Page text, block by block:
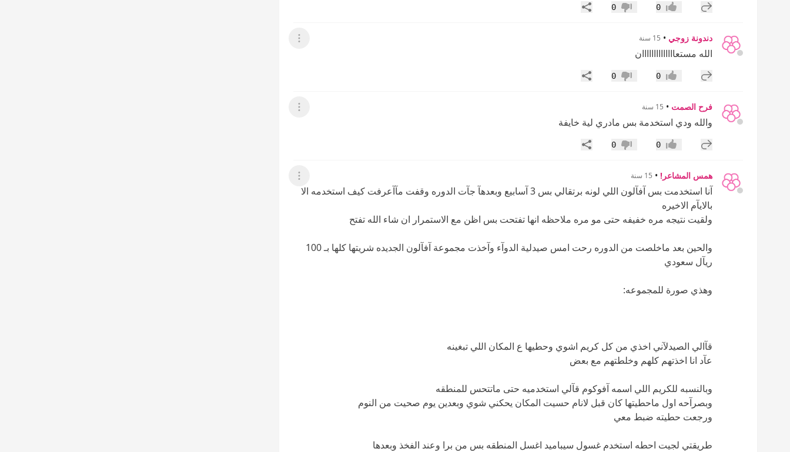
إضافة رد جديد
إعجاب0 عدم إعجاب
0 مشاركة
دندونة زوجي • 15 سنة عرض القائمة
الله مستعاااااااااااااان
إضافة رد جديد
إعجاب0 عدم إعجاب
0 مشاركة
فرح الصمت • 15 سنة عرض القائمة
والله ودي استخدمة بس مادري لية خايفة
إضافة رد جديد
إعجاب0 عدم إعجاب
0 مشاركة
همس المشاعر! • 15 سنة عرض القائمة
آنا استخدمت بس آفآلون اللي لونه برتقالي بس 3 آسابيع وبعدهآ جآت الدوره وقفت مآآعرفت كيف استخدمه الا
بالايآم الاخيره
ولقيت نتيجه مره خفيفه حتى مو مره ملاحظه انها تفتحت بس اظن مع الاستمرار ان شاء الله تفتح
والحين بعد ماخلصت من الدوره رحت امس صيدلية الدوآء وآخذت مجموعة آفآلون الجديده شريتها كلها بـ 100
ريآل سعودي
وهذي صورة للمجموعه:
قآالي الصيدلآني اخذي من كل كريم اشوي وحطيها ع المكان اللي تبغينه
عآد انا اخذتهم كلهم وخلطتهم مع بعض
وبالنسبه للكريم اللي اسمه آفوكوم قآلي استخدميه حتى ماتتحس للمنطقه
وبصرآحه اول ماحطيتها كان قبل لانام حسيت المكان يحكني شوي وبعدين يوم صحيت من النوم
ورجعت حطيته ضبط معي
طريقتي لجيت احطه استخدم غسول سيباميد اغسل المنطقه بس من برا وعند الفخذ وبعدها